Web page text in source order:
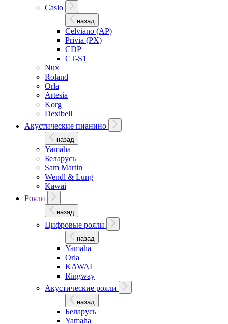
Casio
назад
Celviano (AP)
Privia (PX)
CDP
CT-S1
Nux
Roland
Orla
Artesia
Korg
Dexibell
Акустические пианино
назад
Yamaha
Беларусь
Sam Martin
Wendl & Lung
Kawai
Рояли
назад
Цифровые рояли
назад
Yamaha
Orla
KAWAI
Ringway
Акустические рояли
назад
Беларусь
Yamaha